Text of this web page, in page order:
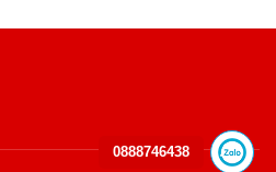
0888746438